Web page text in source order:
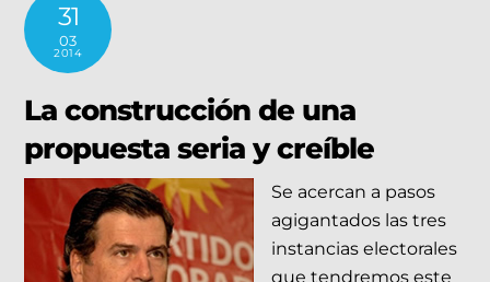
31
03
2014
La construcción de una
propuesta seria y creíble
Se acercan a pasos
agigantados las tres
instancias electorales
que tendremos este